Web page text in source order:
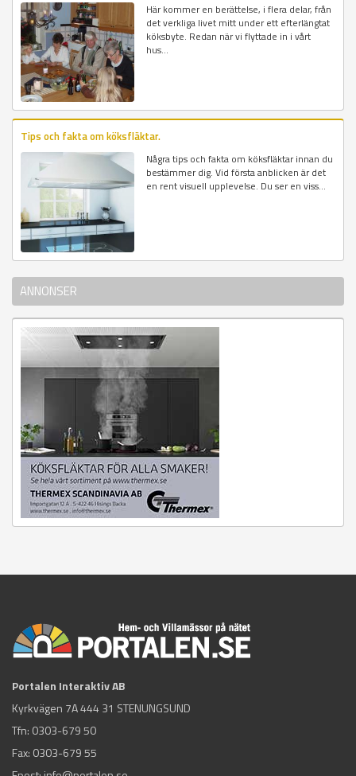
Här kommer en berättelse, i flera delar, från
det verkliga livet mitt under ett efterlängtat
köksbyte. Redan när vi flyttade in i vårt
hus...
Tips och fakta om köksfläktar.
Några tips och fakta om köksfläktar innan du
bestämmer dig. Vid första anblicken är det
en rent visuell upplevelse. Du ser en viss...
ANNONSER
Portalen Interaktiv AB
Kyrkvägen 7A 444 31 STENUNGSUND
Tfn: 0303-679 50
Fax: 0303-679 55